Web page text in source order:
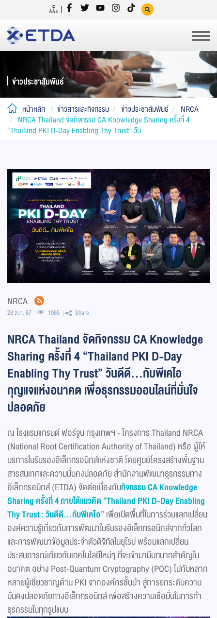
ข่าวประชาสัมพันธ์
หน้าหลัก ข่าวสารและกิจกรรม ข่าวประชาสัมพันธ์
NRCA
NRCA Thailand จัดกิจกรรม CA Knowledge Sharing ครั้งที่ 4
“Thailand PKI D-Day Enabling Thy Trust” วัน
NRCA
23 ส.ค. 67 1065 Share
NRCA Thailand จัดกิจกรรม CA Knowledge
Sharing ครั้งที่ 4 “Thailand PKI D-Day
Enabling Thy Trust” วันดีดี...กับพีเคไอ
กุญแจแห่งอนาคต เพื่อธุรกรรมออนไลน์ที่มั่นใจ
ปลอดภัย
ณ โรงแรมแกรนด์ ฟอร์จูน กรุงเทพฯ - โครงการ Thailand NRCA
(National Root Certification Authority of Thailand) หรือ ผู้ให้
บริการใบรับรองอิเล็กทรอนิกส์แห่งชาติ โดยศูนย์โครงสร้างพื้นฐาน
สารสนเทศและความมั่นคงปลอดภัย สำนักงานพัฒนาธุรกรรมทาง
อิเล็กทรอนิกส์ (ETDA) จัดต่อเนื่องกับกิจกรรม CA Knowledge
Sharing ครั้งที่ 4 ภายใต้แนวคิด “Thailand PKI D-Day Enabling
Thy Trust : วันดีดี...กับพีเคไอ” เพื่อเปิดพื้นที่ในการร่วมแลกเปลี่ยน
องค์ความรู้เกี่ยวกับการพัฒนาใบรับรองอิเล็กทรอนิกส์จากทั่วโลก
และการพัฒนาข้อมูลประจำตัวดิจิทัลในยุโรป พร้อมแลกเปลี่ยน
ประสบการณ์เกี่ยวกับเทคโนโลยีใหม่ๆ ที่จะเข้ามามีบทบาทสำคัญใน
อนาคต อย่าง Post-Quantum Cryptography (PQC) ไปกับหลาก
หลายผู้เชี่ยวชาญด้าน PKI จากองค์กรชั้นนำ สู่การยกระดับความ
มั่นคงปลอดภัยทางอิเล็กทรอนิกส์ เพื่อสร้างความเชื่อมั่นในการทำ
ธุรกรรมในทุกรูปแบบ